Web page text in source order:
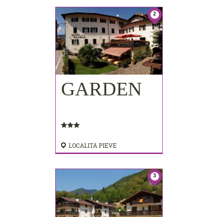
2
GARDEN
LOCALITÀ PIEVE
3